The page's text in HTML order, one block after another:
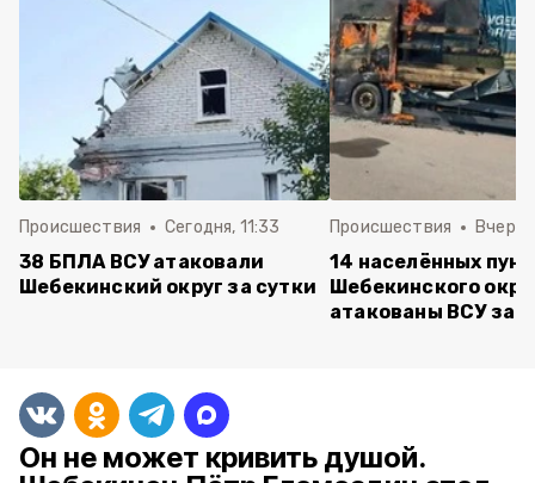
Происшествия Сегодня, 11:33
38 БПЛА ВСУ атаковали
Шебекинский округ за сутки
Происшествия Вчера,
14 населённых
Шебекинского
атакованы ВСУ за
Он не может кривить душой.